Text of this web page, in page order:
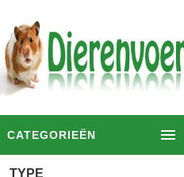
CATEGORIEËN
TYPE